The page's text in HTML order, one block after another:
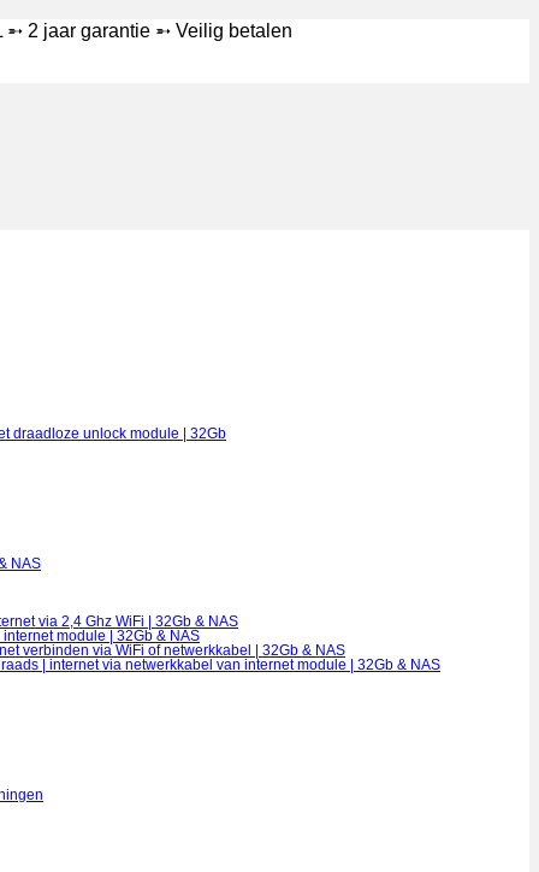
➵ 2 jaar garantie ➵ Veilig betalen
draadloze unlock module | 32Gb
NAS
via 2,4 Ghz WiFi | 32Gb & NAS
module | 32Gb & NAS
verbinden via WiFi of netwerkkabel | 32Gb & NAS
| internet via netwerkkabel van internet module | 32Gb & NAS